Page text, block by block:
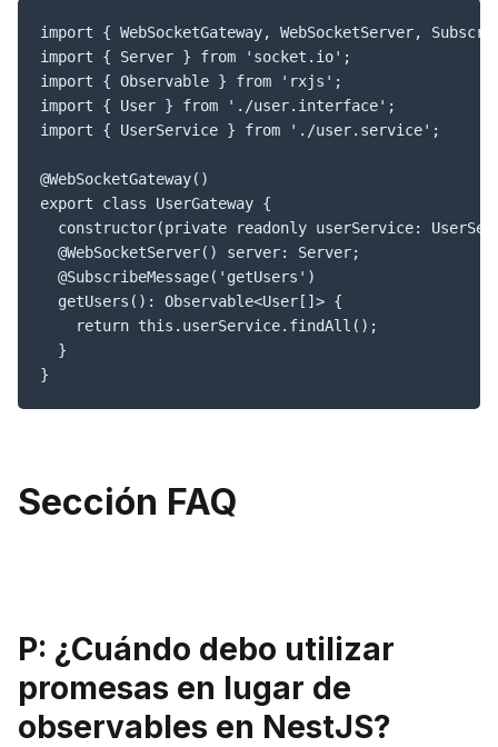
import { WebSocketGateway, WebSocketServer,
import { Server } from 'socket.io';
import { Observable } from 'rxjs';
import { User } from './user.interface';
import { UserService } from './user.service';
@WebSocketGateway()
export class UserGateway {
constructor(private readonly userService:
  @WebSocketServer() server: Server;
  @SubscribeMessage('getUsers')
  getUsers(): Observable<User[]> {
    return this.userService.findAll();
  }
}
Sección FAQ
P: ¿Cuándo debo utilizar
promesas en lugar de
observables en NestJS?